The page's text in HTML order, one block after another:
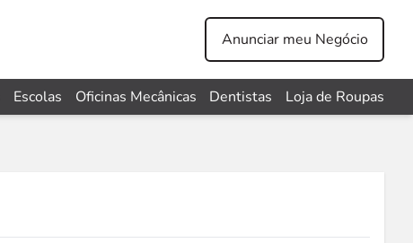
Anunciar meu Negócio
Escolas Oficinas Mecânicas Dentistas Loja de Roupas